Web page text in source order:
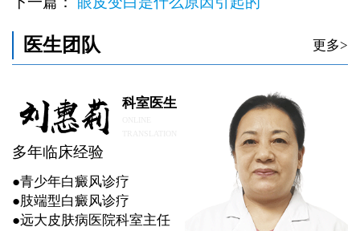
医生团队 更多>
科室医生
多年临床经验
●青少年白癜风诊疗
●肢端型白癜风诊疗
●远大皮肤病医院科室主任